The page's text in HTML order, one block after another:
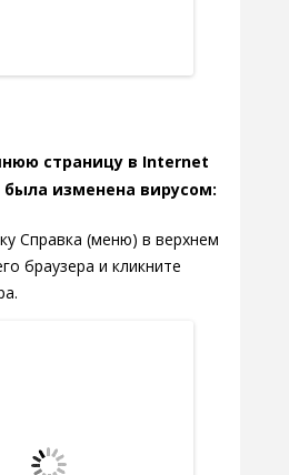
страницу в Internet
была изменена вирусом:
Справка (меню) в верхнем
браузера и кликните